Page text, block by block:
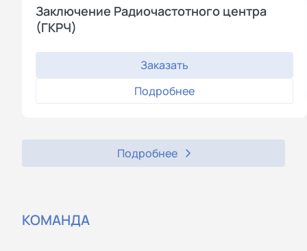
Заключение Радиочастотного центра
(ГКРЧ)
Заказать
Подробнее
Подробнее
КОМАНДА